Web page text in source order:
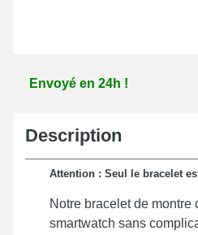
Envoyé en 24h !
Description
Attention : Seul le bracelet
Notre bracelet de
smartwatch sans